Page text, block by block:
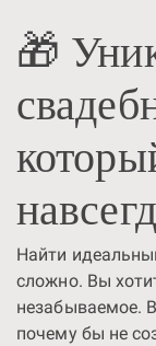
🎁
Найти
сложно. Вы
незабываемое.
почему бы не